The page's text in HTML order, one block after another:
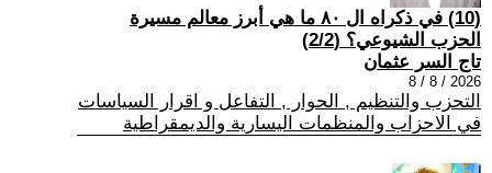
(10) في ذكراه ال ٨٠ ما هي أبرز معالم مسيرة
الحزب الشيوعي؟ (2/2)
تاج السر عثمان
2026 / 8 / 8
التحزب والتنظيم , الحوار , التفاعل و اقرار السياسات
في الاحزاب والمنظمات اليسارية والديمقراطية